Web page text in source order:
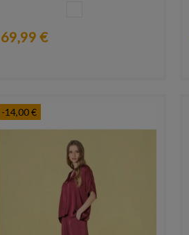
69,99 €
-14,00 €